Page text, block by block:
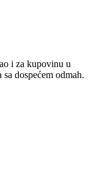
i za kupovinu u
dospećem odmah.